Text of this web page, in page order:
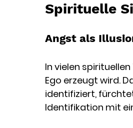
Spirituelle
Angst als
In vielen
Ego erzeugt wird.
identifiziert,
Identifikation mit